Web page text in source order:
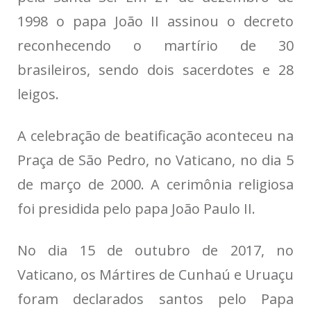
1998 o papa João II assinou o decreto
reconhecendo o martírio de 30
brasileiros, sendo dois sacerdotes e 28
leigos.
A celebração de beatificação aconteceu na
Praça de São Pedro, no Vaticano, no dia 5
de março de 2000. A cerimônia religiosa
foi presidida pelo papa João Paulo II.
No dia 15 de outubro de 2017, no
Vaticano, os Mártires de Cunhaú e Uruaçu
foram declarados santos pelo Papa